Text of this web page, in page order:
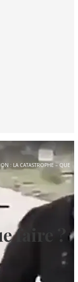
: LA CATASTROPHE – QUE
faire ?